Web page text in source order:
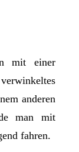
mit einer
anderen
man mit
fahren.